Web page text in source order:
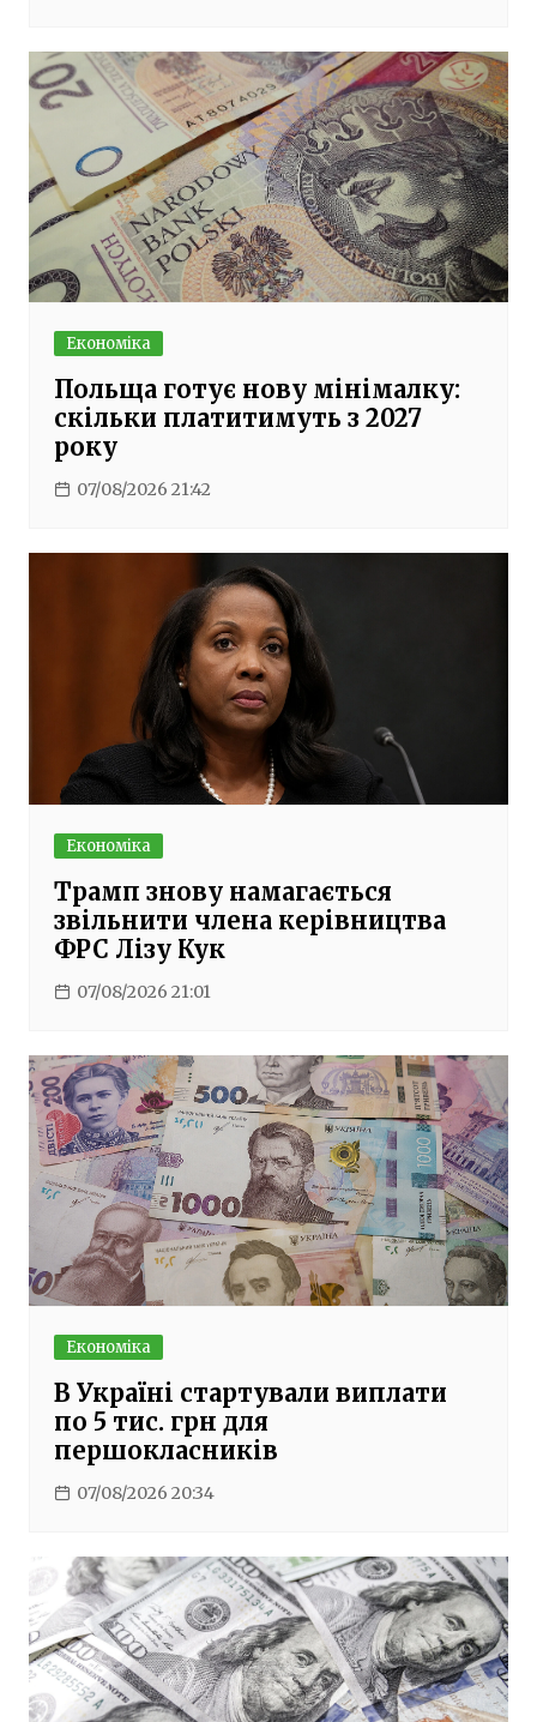
Економіка
Польща готує нову мінімалку:
скільки платитимуть з 2027
року
07/08/2026 21:42
Економіка
Трамп знову намагається
звільнити члена керівництва
ФРС Лізу Кук
07/08/2026 21:01
Економіка
В Україні стартували виплати
по 5 тис. грн для
першокласників
07/08/2026 20:34